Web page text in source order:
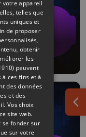
votre appareil
telles que
uniques et
de proposer
obtenir
les
peuvent
ces fins et à
des données
et des
Vos choix
site web.
se fonder sur
sur votre